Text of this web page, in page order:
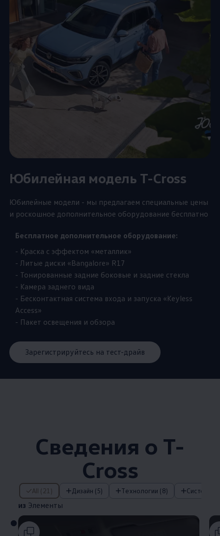
Юбилейная модель T-Cross
Юбилейные модели - мы предлагаем специальные цены
и роскошное дополнительное оборудование бесплатно
Бесплатное дополнительное оборудование:
- Краска с эффектом «металлик»
- Литые диски «Bangalore» R17
- Тонированные задние боковые и задние стекла
- Камера заднего вида
- Бесконтактная система входа и запуска «Keyless
Access»
- Пакет освещения и обзора
Зарегистрируйтесь на тест-драйв
Сведения о T-
Cross
All (21) Дизайн (5) Технологии (8) Системы
из Элементы
из Элементы